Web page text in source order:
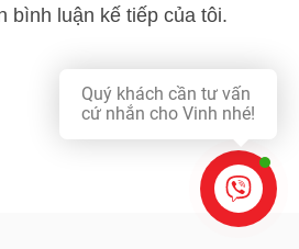
bình luận kế tiếp của tôi.
Online
Quý khách cần tư vấn
cứ nhắn cho Vinh nhé!